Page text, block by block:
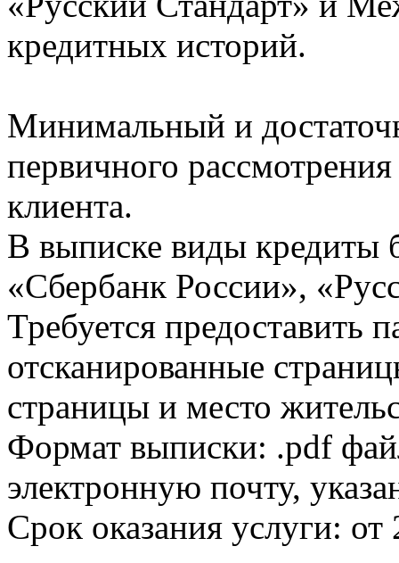
кредитных историй.
Минимальный и
первичного
клиента.
В выписке виды кредиты
«Сбербанк России»,
Требуется предоставить
отсканированные
страницы и место
Формат выписки: .pdf
электронную почту,
Срок оказания услуги: от